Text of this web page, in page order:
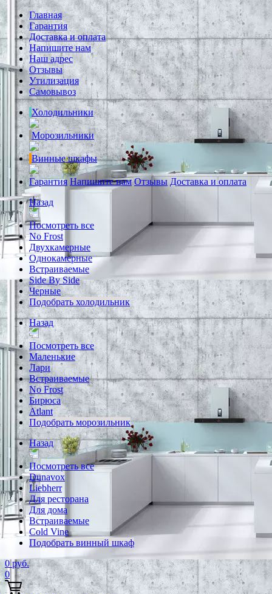
Главная
Гарантия
Доставка и оплата
Напишите нам
Наш адрес
Отзывы
Утилизация
Самовывоз
Холодильники
Морозильники
Винные шкафы
Гарантия Напишите нам Отзывы Доставка и оплата
Назад
Посмотреть все
No Frost
Двухкамерные
Однокамерные
Встраиваемые
Side By Side
Черные
Подобрать холодильник
Назад
Посмотреть все
Маленькие
Лари
Встраиваемые
No Frost
Бирюса
Atlant
Подобрать морозильник
Назад
Посмотреть все
Dunavox
Liebherr
Для ресторана
Для дома
Встраиваемые
Cold Vine
Подобрать винный шкаф
0 руб.
0